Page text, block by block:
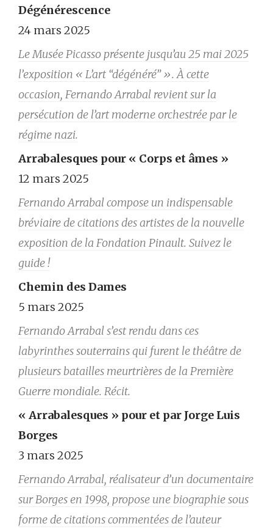
Dégénérescence
24 mars 2025
Le Musée Picasso présente jusqu’au 25 mai 2025
l’exposition « L’art “dégénéré” ». À cette
occasion, Fernando Arrabal revient sur la
persécution de l’art moderne orchestrée par le
régime nazi.
Arrabalesques pour « Corps et âmes »
12 mars 2025
Fernando Arrabal compose un indispensable
bréviaire de citations des artistes de la nouvelle
exposition de la Fondation Pinault. Suivez le
guide !
Chemin des Dames
5 mars 2025
Fernando Arrabal s’est rendu dans ces
labyrinthes souterrains qui furent le théâtre de
plusieurs batailles meurtrières de la Première
Guerre mondiale. Récit.
« Arrabalesques » pour et par Jorge Luis
Borges
3 mars 2025
Fernando Arrabal, réalisateur d’un documentaire
sur Borges en 1998, propose une biographie sous
forme de citations commentées de l’auteur